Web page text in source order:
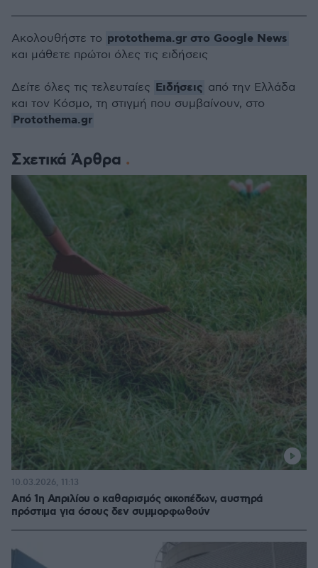
Σχετικά Άρθρα
Από 1η Απριλίου ο καθαρισμός οικοπέδων, αυστηρά
πρόστιμα για όσους δεν συμμορφωθούν
10.03.2026, 11:13
Ακολουθήστε το protothema.gr στο Google News
και μάθετε πρώτοι όλες τις ειδήσεις
Δείτε όλες τις τελευταίες Ειδήσεις από την Ελλάδα
και τον Κόσμο, τη στιγμή που συμβαίνουν, στο
Protothema.gr